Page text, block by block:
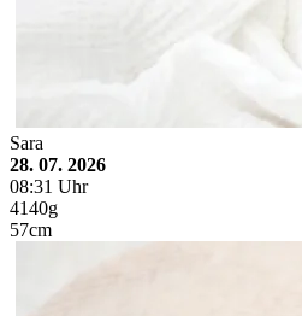
Sara
28. 07. 2026
08:31 Uhr
4140g
57cm